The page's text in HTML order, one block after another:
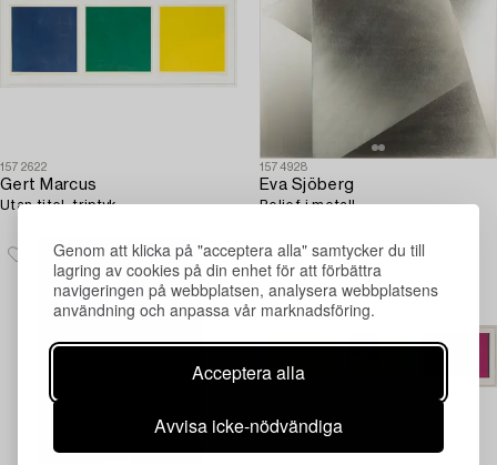
Genom att klicka på "acceptera alla" samtycker du till
lagring av cookies på din enhet för att förbättra
navigeringen på webbplatsen, analysera webbplatsens
användning och anpassa vår marknadsföring.
Acceptera alla
Avvisa icke-nödvändiga
1572622
Gert Marcus
Utan titel, triptyk.
1574928
Eva Sjöberg
Relief i metall.